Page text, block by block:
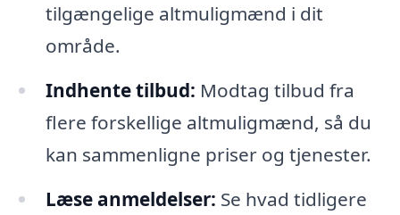
tilgængelige altmuligmænd i dit
område.
Indhente tilbud: Modtag tilbud fra
flere forskellige altmuligmænd, så du
kan sammenligne priser og tjenester.
Læse anmeldelser: Se hvad tidligere